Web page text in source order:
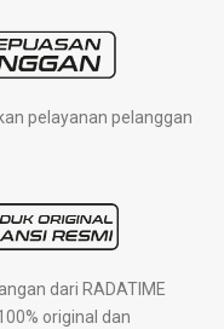
pelayanan pelanggan
dari RADATIME
original dan